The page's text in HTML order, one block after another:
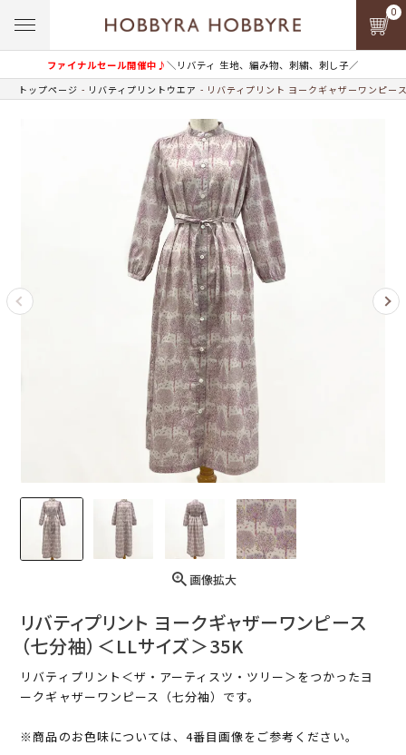
ファイナルセール開催中♪＼リバティ 生地、編み物、刺繍、刺し子／
0
トップページ リバティプリントウエア リバティプリント ヨークギャザーワンピー
画像拡大
リバティプリント ヨークギャザーワンピース
（七分袖）＜LLサイズ＞35K
リバティプリント＜ザ・アーティスツ・ツリー＞をつかったヨ
ークギャザーワンピース（七分袖）です。
※商品のお色味については、4番目画像をご参考ください。